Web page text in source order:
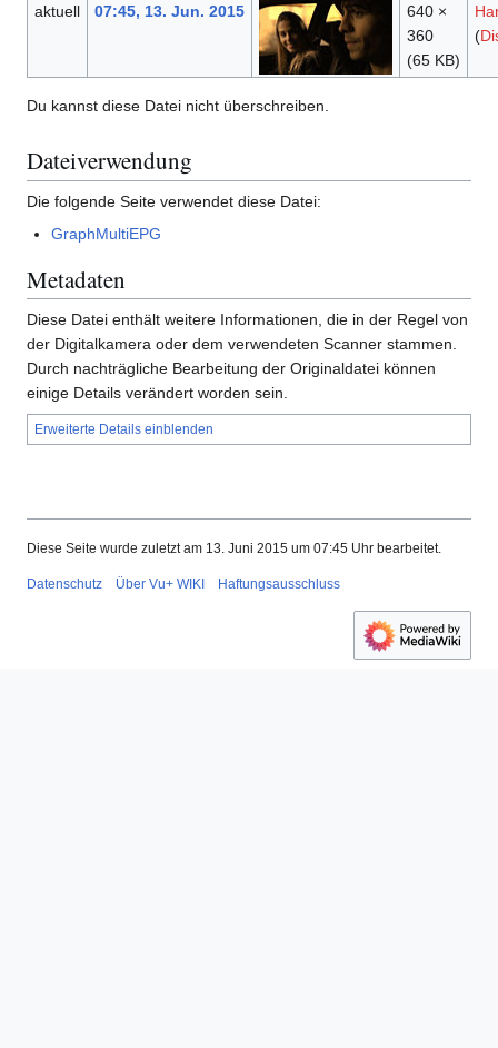
aktuell
07:45, 13. Jun. 2015
640 ×
360
(65 KB)
(
Du kannst diese Datei nicht überschreiben.
Dateiverwendung
Die folgende Seite verwendet diese Datei:
GraphMultiEPG
Metadaten
Diese Datei enthält weitere Informationen, die in der Regel von
der Digitalkamera oder dem verwendeten Scanner stammen.
Durch nachträgliche Bearbeitung der Originaldatei können
einige Details verändert worden sein.
Erweiterte Details einblenden
Diese Seite wurde zuletzt am 13. Juni 2015 um 07:45 Uhr bearbeitet.
Datenschutz Über Vu+ WIKI Haftungsausschluss